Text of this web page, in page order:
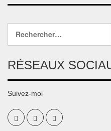
RÉSEAUX
Suivez-moi